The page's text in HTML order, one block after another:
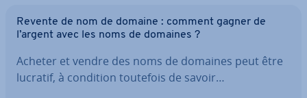
Revente de nom de domaine : comment gagner de
l’argent avec les noms de domaines ?
Acheter et vendre des noms de domaines peut être
lucratif, à condition toutefois de savoir…